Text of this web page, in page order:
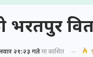
भरतपुर
२१:२३ गतेमा प्रकाशित